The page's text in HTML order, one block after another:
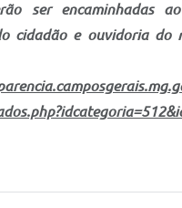
ser encaminhadas
cidadão e ouvidoria do